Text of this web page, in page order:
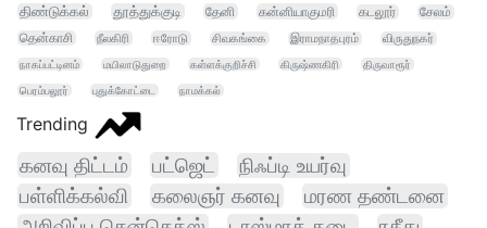
திண்டுக்கல்
தூத்துக்குடி தேனி கன்னியாகுமரி கடலூர்
சேலம்
தென்காசி
நீலகிரி ஈரோடு சிவகங்கை இராமநாதபுரம் விருதுநகர்
நாகப்பட்டினம் மயிலாடுதுறை கள்ளக்குறிச்சி கிருஷ்ணகிரி
திருவாரூர்
பெரம்பலூர்
புதுக்கோட்டை நாமக்கல்
Trending
கனவு திட்டம் பட்ஜெட்
நிஃப்டி உயர்வு
பள்ளிக்கல்வி
கலைஞர் கனவு
மரண தண்டனை